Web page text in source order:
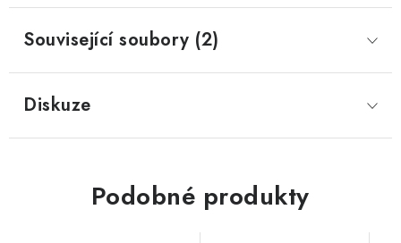
Související soubory (2)
Diskuze
Podobné produkty